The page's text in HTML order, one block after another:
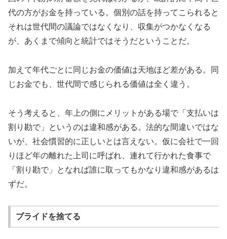
代の方がお金を持っている。個別の話を持ってこられると
それは世代間の議論ではなくなり、収集がつかなくなる
が、あくまで傾向と統計ではそうだということだ。
加えて年代ごとに同じお金の価値は天地ほど差がある。同
じお金でも、世代間で感じられる価値は全く違う。
そう考えると、年上の側にメリットがある場で「支払いは
割り勘で」というのは違和感がある。法的な間違いではな
いが、社会慣習的に正しいとは言えない。仮に会社で一回
りほど年の離れた上司に呼ばれ、連れて行かれた食事で
「割り勘で」となれば誰に取ってもかなり違和感があるは
ずだ。
プライドを捨てる